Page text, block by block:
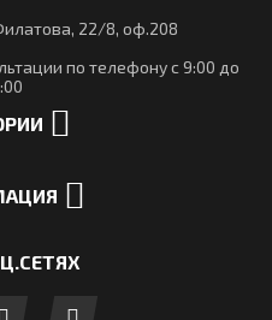
22/8, оф.208
по телефону с 9:00 до